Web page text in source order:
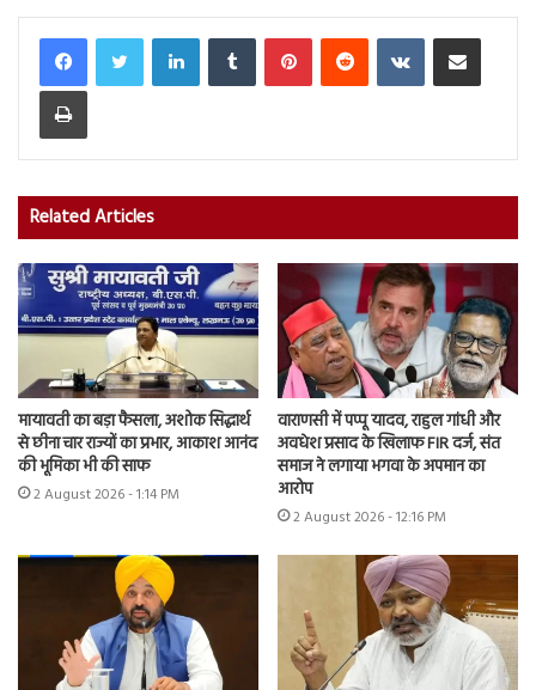
LinkedInTumblr PinterestReddit VKontakteShare via Email
Print
Related Articles
मायावती का बड़ा फैसला, अशोक सिद्धार्थ
से छीना चार राज्यों का प्रभार, आकाश आनंद
की भूमिका भी की साफ
2 August 2026 - 1:14 PM
वाराणसी में पप्पू यादव, राहुल गांधी और
अवधेश प्रसाद के खिलाफ FIR दर्ज, संत
समाज ने लगाया भगवा के अपमान का
आरोप
2 August 2026 - 12:16 PM